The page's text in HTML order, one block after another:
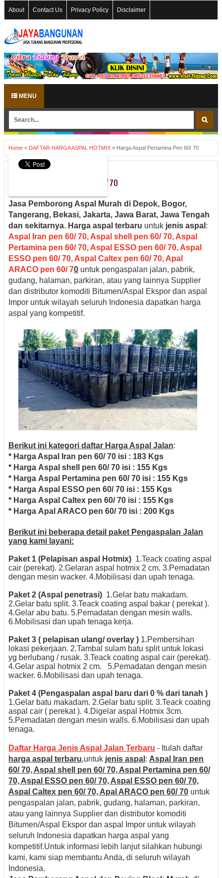
About Contact Us Privacy Policy Disclaimer
MENU
Home » DAFTAR HARGA ASPAL HOTMIX » Harga Aspal Pertamina Pen 60/ 70
DAFTAR HARGA ASPAL HOTMIX
Harga Aspal Pertamina Pen 60/ 70
Jasa Pemborong Aspal Murah di Depok, Bogor,
Tangerang, Bekasi, Jakarta, Jawa Barat, Jawa Tengah
dan sekitarnya. Harga aspal terbaru untuk jenis aspal :
Aspal Iran pen 60/ 70, Aspal shell pen 60/ 70, Aspal
Pertamina pen 60/ 70, Aspal ESSO pen 60/ 70, Aspal
ESSO pen 60/ 70, Aspal Caltex pen 60/ 70, Apal
ARACO pen 60/ 70 untuk pengaspalan jalan, pabrik,
gudang, halaman, parkiran, atau yang lainnya Supplier
dan distributor komoditi Bitumen/Aspal Ekspor dan aspal
Impor untuk wilayah seluruh Indonesia dapatkan harga
aspal yang kompetitif.
Berikut ini kategori daftar Harga Aspal Jalan:
* Harga Aspal Iran pen 60/ 70 isi : 183 Kgs
* Harga Aspal shell pen 60/ 70 isi : 155 Kgs
* Harga Aspal Pertamina pen 60/ 70 isi : 155 Kgs
* Harga Aspal ESSO pen 60/ 70 isi : 155 Kgs
* Harga Aspal Caltex pen 60/ 70 isi : 155 Kgs
* Harga Apal ARACO pen 60/ 70 isi : 200 Kgs
Berikut ini beberapa detail paket Pengaspalan Jalan
yang kami layani:
Paket 1 (Pelapisan aspal Hotmix) 1.Teack coating aspal
cair (perekat). 2.Gelaran aspal hotmix 2 cm. 3.Pemadatan
dengan mesin wacker. 4.Mobilisasi dan upah tenaga.
Paket 2 (Aspal penetrasi) 1.Gelar batu makadam.
2.Gelar batu split. 3.Teack coating aspal bakar ( perekat ).
4.Gelar abu batu. 5.Pemadatan dengan mesin walls.
6.Mobilisasi dan upah tenaga kerja.
Paket 3 ( pelapisan ulang/ overlay ) 1.Pembersihan
lokasi pekerjaan. 2.Tambal sulam batu split untuk lokasi
yg berlubang / rusak. 3.Teack coating aspal cair (perekat).
4.Gelar aspal hotmix 2 cm.
5.Pemadatan dengan mesin
wacker. 6.Mobilisasi dan upah tenaga.
Paket 4 (Pengaspalan aspal baru dari 0 % dari tanah )
1.Gelar batu makadam. 2.Gelar batu split. 3.Teack coating
aspal cair ( perekat ). 4.Digelar aspal Hotmix 3cm.
5.Pemadatan dengan mesin walls. 6.Mobilisasi dan upah
tenaga.
Daftar Harga Jenis Aspal Jalan Terbaru - Itulah daftar
harga aspal terbaru,untuk jenis aspal : Aspal Iran pen
60/ 70, Aspal shell pen 60/ 70, Aspal Pertamina pen 60/
70, Aspal ESSO pen 60/ 70, Aspal ESSO pen 60/ 70,
Aspal Caltex pen 60/ 70, Apal ARACO pen 60/ 70 untuk
pengaspalan jalan, pabrik, gudang, halaman, parkiran,
atau yang lainnya Supplier dan distributor komoditi
Bitumen/Aspal Ekspor dan aspal Impor untuk wilayah
seluruh Indonesia dapatkan harga aspal yang
kompetitif.Untuk informasi lebih lanjut silahkan hubungi
kami, kami siap membantu Anda, di seluruh wilayah
Indonesia.